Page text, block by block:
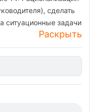
сделать
ситуационные задачи
Раскрыть